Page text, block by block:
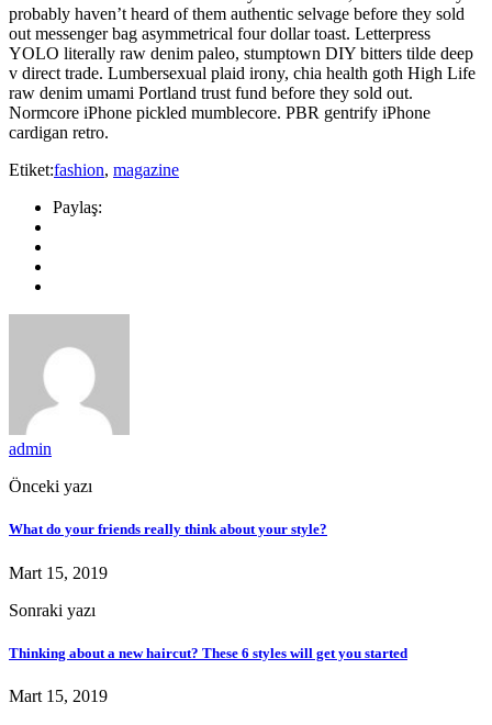
probably haven’t heard of them authentic selvage before they sold
out messenger bag asymmetrical four dollar toast. Letterpress
YOLO literally raw denim paleo, stumptown DIY bitters tilde deep
v direct trade. Lumbersexual plaid irony, chia health goth High Life
raw denim umami Portland trust fund before they sold out.
Normcore iPhone pickled mumblecore. PBR gentrify iPhone
cardigan retro.
Etiket:fashion, magazine
Paylaş:
admin
Önceki yazı
What do your friends really think about your style?
Mart 15, 2019
Sonraki yazı
Thinking about a new haircut? These 6 styles will get you started
Mart 15, 2019